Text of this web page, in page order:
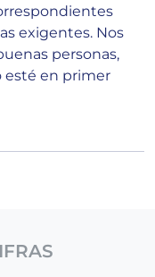
exigentes. Nos
personas,
esté en primer